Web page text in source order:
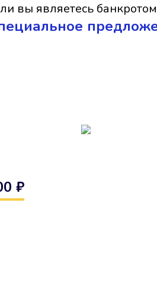
вы являетесь
₽